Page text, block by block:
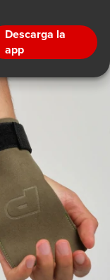
Descarga la
app